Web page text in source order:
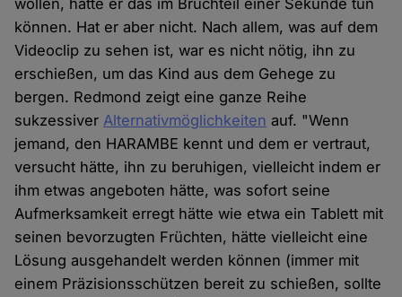
wollen, hätte er das im Bruchteil einer Sekunde tun
können. Hat er aber nicht. Nach allem, was auf dem
Videoclip zu sehen ist, war es nicht nötig, ihn zu
erschießen, um das Kind aus dem Gehege zu
bergen. Redmond zeigt eine ganze Reihe
sukzessiverAlternativmöglichkeiten auf. "Wenn
jemand, den HARAMBE kennt und dem er vertraut,
versucht hätte, ihn zu beruhigen, vielleicht indem er
ihm etwas angeboten hätte, was sofort seine
Aufmerksamkeit erregt hätte wie etwa ein Tablett mit
seinen bevorzugten Früchten, hätte vielleicht eine
Lösung ausgehandelt werden können (immer mit
einem Präzisionsschützen bereit zu schießen, sollte